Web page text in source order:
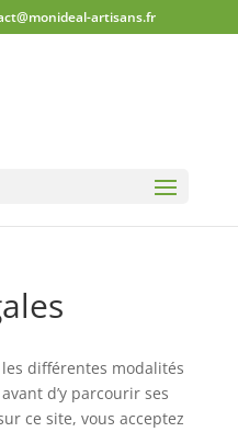
artisans.fr
différentes modalités
d’y parcourir ses
ce site, vous acceptez